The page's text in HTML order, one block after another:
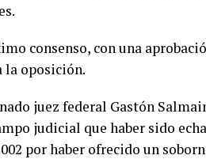
consenso, con una
la oposición.
juez federal Gastón
judicial que haber sido
por haber ofrecido un